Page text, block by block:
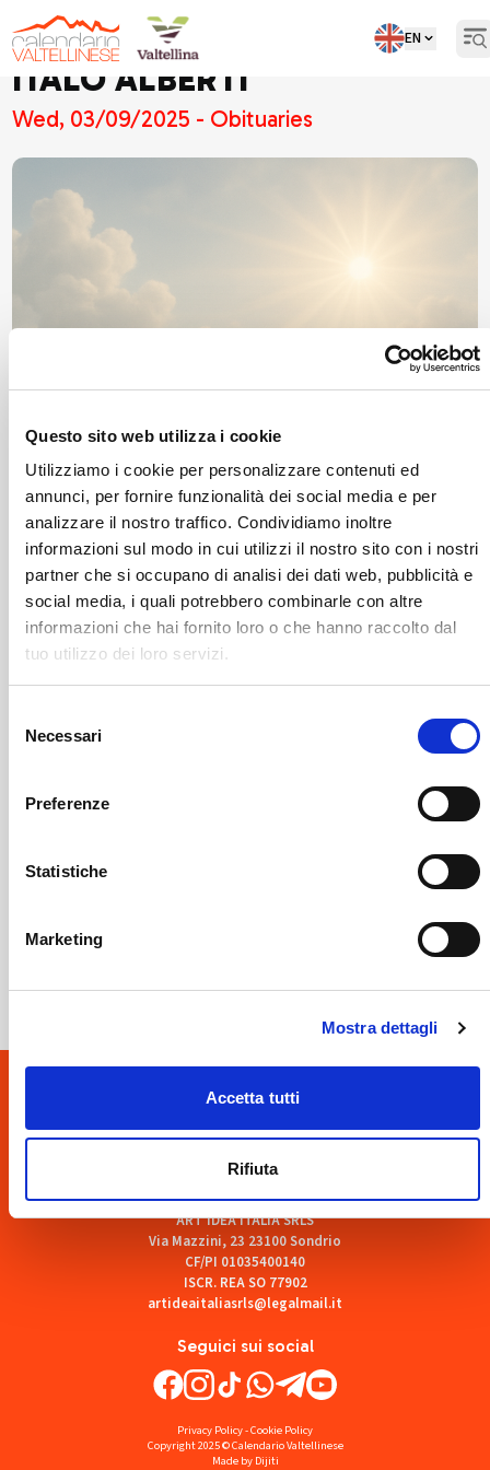
Questo sito web utilizza i cookie
Utilizziamo i cookie per personalizzare contenuti ed
annunci, per fornire funzionalità dei social media e per
analizzare il nostro traffico. Condividiamo inoltre
informazioni sul modo in cui utilizzi il nostro sito con i nostri
partner che si occupano di analisi dei dati web, pubblicità e
social media, i quali potrebbero combinarle con altre
informazioni che hai fornito loro o che hanno raccolto dal
tuo utilizzo dei loro servizi.
delNecessari
Preferenze
Statistiche
Marketing
Mostra dettagli
Accetta tutti
Rifiuta
EN
ITALO ALBERTI
Wed, 03/09/2025 - Obituaries
Sondrio
SOF Società Onoranze Funebri
Seguici sui social
ART'IDEA ITALIA SRLS
Via Mazzini, 23 23100 Sondrio
CF/PI 01035400140
ISCR. REA SO 77902
artideaitaliasrls@legalmail.it
Privacy Policy-Cookie Policy
Copyright 2025 © Calendario Valtellinese
Made by Dijiti